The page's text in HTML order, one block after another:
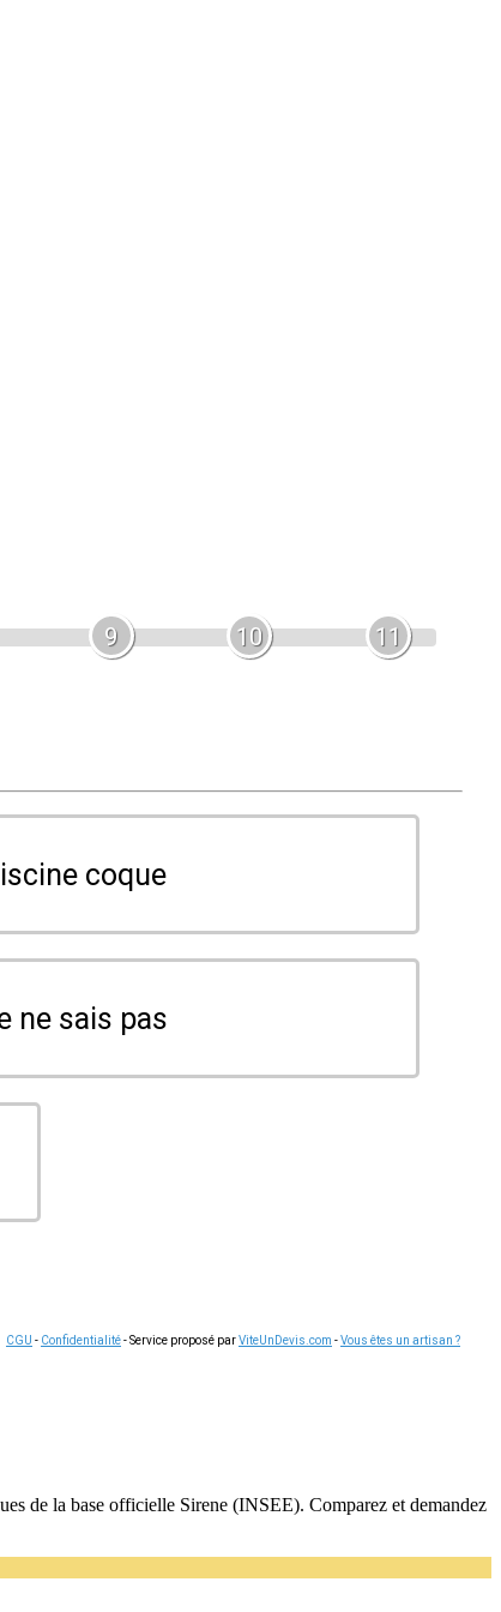
9 10 11
coque
ne sais pas
CGU - Confidentialité- Service proposé parViteUnDevis.com -Vous êtes un artisan ?
de la base officielle Sirene (INSEE). Comparez et demandez